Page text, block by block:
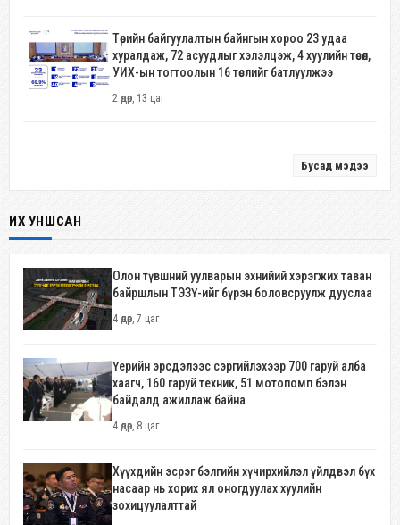
Төрийн байгуулалтын байнгын хороо 23 удаа
хуралдаж, 72 асуудлыг хэлэлцэж, 4 хуулийн төсөл,
УИХ-ын тогтоолын 16 төслийг батлуулжээ
2 өдөр, 13 цаг
Бусад мэдээ
ИХ УНШСАН
Олон түвшний уулварын эхнийий хэрэгжих таван
байршлын ТЭЗҮ-ийг бүрэн боловсруулж дууслаа
4 өдөр, 7 цаг
Үерийн эрсдэлээс сэргийлэхээр 700 гаруй алба
хаагч, 160 гаруй техник, 51 мотопомп бэлэн
байдалд ажиллаж байна
4 өдөр, 8 цаг
Хүүхдийн эсрэг бэлгийн хүчирхийлэл үйлдвэл бүх
насаар нь хорих ял оногдуулах хуулийн
зохицуулалттай